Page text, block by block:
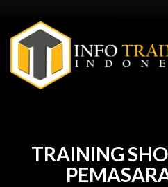
content
TRAINING